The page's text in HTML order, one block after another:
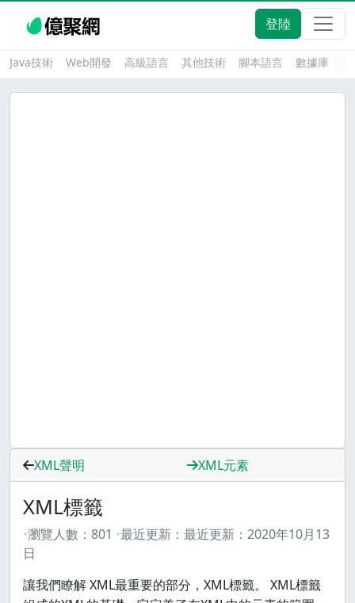
登陸
Java技術 Web開發 高級語言 其他技術 腳本語言 數據庫
XML聲明 XML元素
XML標籤
瀏覽人數： 801 最近更新： 最近更新： 2020年10月13
日
讓我們瞭解 XML最重要的部分，XML標籤。 XML標籤